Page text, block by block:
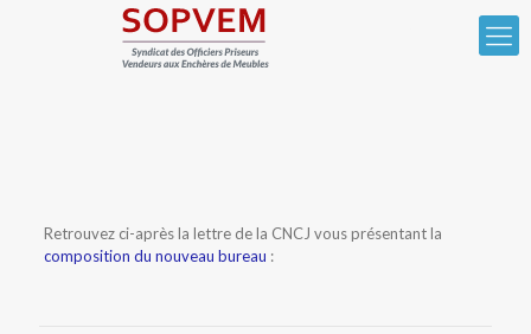
Retrouvez ci-après la lettre de la CNCJ vous présentant la
composition du nouveau bureau :